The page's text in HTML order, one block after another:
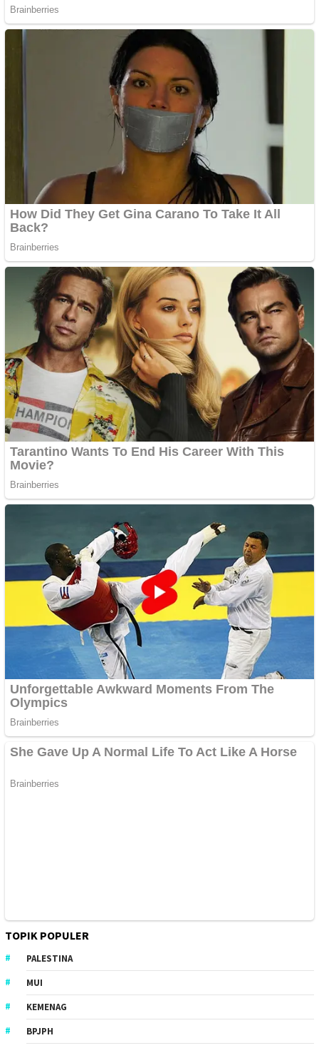
TOPIK POPULER
PALESTINA
MUI
KEMENAG
BPJPH